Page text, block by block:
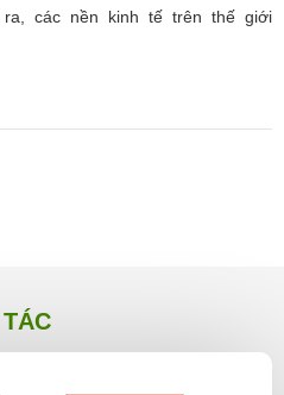
ra, các nền kinh tế trên thế giới